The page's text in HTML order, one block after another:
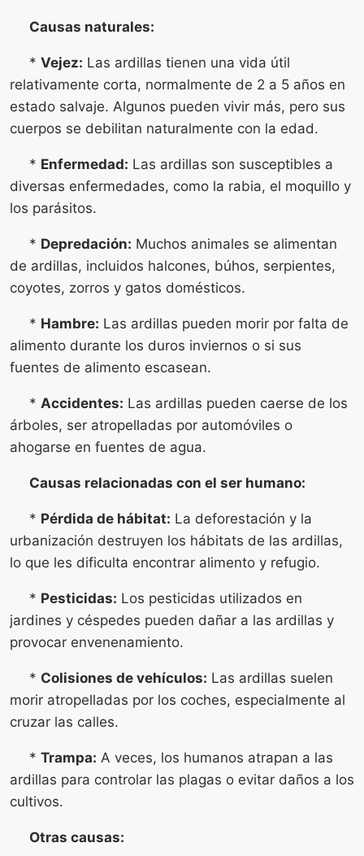
Causas naturales:
* Vejez: Las ardillas tienen una vida útil
relativamente corta, normalmente de 2 a 5 años en
estado salvaje. Algunos pueden vivir más, pero sus
cuerpos se debilitan naturalmente con la edad.
* Enfermedad: Las ardillas son susceptibles a
diversas enfermedades, como la rabia, el moquillo y
los parásitos.
* Depredación: Muchos animales se alimentan
de ardillas, incluidos halcones, búhos, serpientes,
coyotes, zorros y gatos domésticos.
* Hambre: Las ardillas pueden morir por falta de
alimento durante los duros inviernos o si sus
fuentes de alimento escasean.
* Accidentes: Las ardillas pueden caerse de los
árboles, ser atropelladas por automóviles o
ahogarse en fuentes de agua.
Causas relacionadas con el ser humano:
* Pérdida de hábitat: La deforestación y la
urbanización destruyen los hábitats de las ardillas,
lo que les dificulta encontrar alimento y refugio.
* Pesticidas: Los pesticidas utilizados en
jardines y céspedes pueden dañar a las ardillas y
provocar envenenamiento.
* Colisiones de vehículos: Las ardillas suelen
morir atropelladas por los coches, especialmente al
cruzar las calles.
* Trampa: A veces, los humanos atrapan a las
ardillas para controlar las plagas o evitar daños a los
cultivos.
Otras causas: